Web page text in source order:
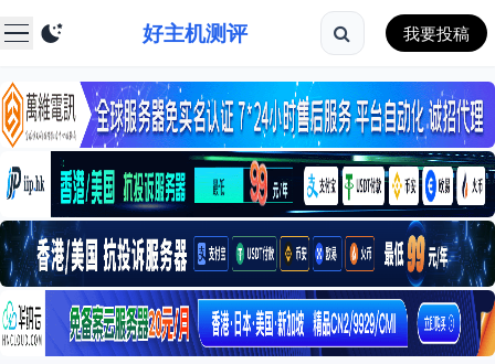
好主机测评 我要投稿